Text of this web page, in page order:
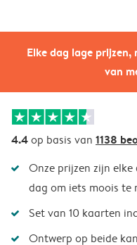
Elke dag lage
van
4.4op basis van 1138
Onze prijzen zijn
dag om iets moois te
Set van 10 kaarten
Ontwerp op beide